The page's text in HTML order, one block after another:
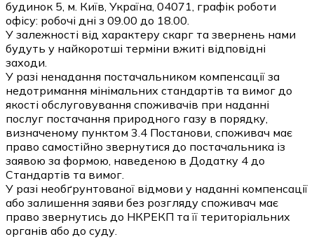
будинок 5, м. Київ, Україна, 04071, графік роботи
офісу: робочі дні з 09.00 до 18.00.
У залежності від характеру скарг та звернень нами
будуть у найкоротші терміни вжиті відповідні
заходи.
У разі ненадання постачальником компенсації за
недотримання мінімальних стандартів та вимог до
якості обслуговування споживачів при наданні
послуг постачання природного газу в порядку,
визначеному пунктом 3.4 Постанови, споживач має
право самостійно звернутися до постачальника із
заявою за формою, наведеною в Додатку 4 до
Стандартів та вимог.
У разі необґрунтованої відмови у наданні компенсації
або залишення заяви без розгляду споживач має
право звернутись до НКРЕКП та її територіальних
органів або до суду.